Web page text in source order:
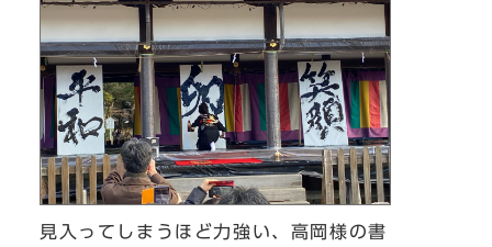
見入ってしまうほど力強い、高岡様の書